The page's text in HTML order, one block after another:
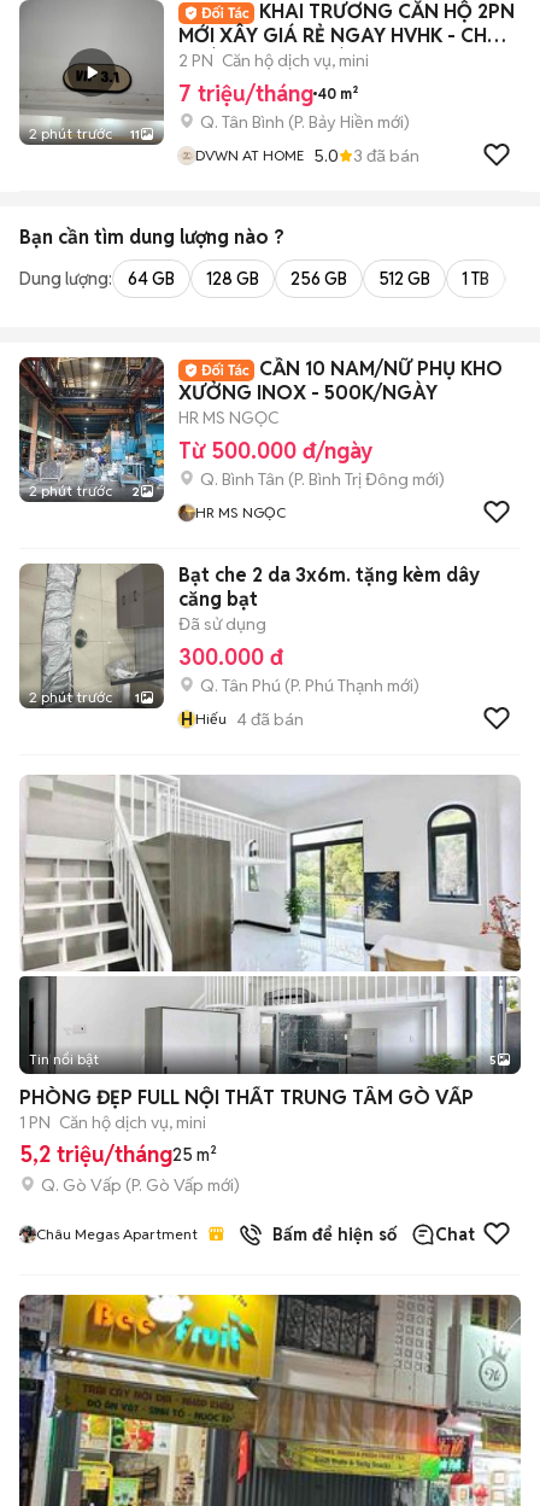
2 phút trước 11
KHAI TRƯƠNG CĂN HỘ 2PN
MỚI XÂY GIÁ RẺ NGAY HVHK - CHỢ
HOÀNG HOA THÁM
2 PN Căn hộ dịch vụ, mini
7 triệu/tháng 40 m²
Q. Tân Bình (P. Bảy Hiền mới)
DVWN AT HOME 5.0 3 đã bán
Bạn cần tìm dung lượng nào ?
Dung lượng: 64 GB 128 GB 256 GB 512 GB 1 TB
2 phút trước 2
CẦN 10 NAM/NỮ PHỤ KHO
XƯỞNG INOX - 500K/NGÀY
HR MS NGỌC
Từ 500.000 đ/ngày
Q. Bình Tân (P. Bình Trị Đông mới)
HR MS NGỌC
2 phút trước 1
Bạt che 2 da 3x6m. tặng kèm dây
căng bạt
Đã sử dụng
300.000 đ
Q. Tân Phú (P. Phú Thạnh mới)
HHiếu 4đã bán
Tin nổi bật 5
PHÒNG ĐẸP FULL NỘI THẤT TRUNG TÂM GÒ VẤP
1 PN Căn hộ dịch vụ, mini
5,2 triệu/tháng25 m²
Q. Gò Vấp (P. Gò Vấp mới)
Châu Megas Apartment Bấm để hiện số Chat